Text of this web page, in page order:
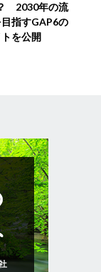
2030年の流
指すGAP6の
トを公開